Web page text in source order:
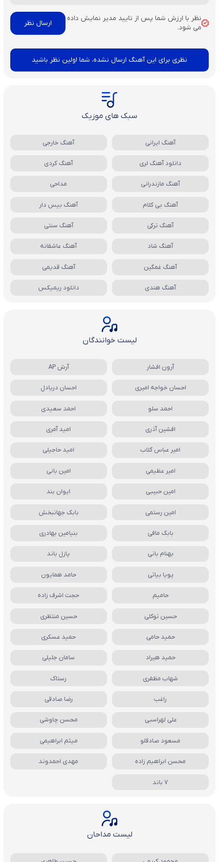
نظر با ارزش شما پس از تایید مدیر نمایش داده
می شود.
نظری برای این آهنگ ارسال نشده، شما اولین نظر باشید
سبک های موزیک
آهنگ ایرانی آهنگ خارجی
دانلود آهنگ لری آهنگ کردی
آهنگ مازندرانی مداحی
آهنگ بی کلام آهنگ بیس دار
آهنگ ترکی آهنگ سنتی
آهنگ شاد آهنگ عاشقانه
آهنگ غمگین آهنگ قدیمی
آهنگ هندی دانلود ریمیکس
لیست خوانندگان
آرون افشار آرش AP
احسان خواجه امیری احسان دریادل
احمد سلو احمد سعیدی
افشین آذری امید آمری
امیر عباس گلاب امید حاجیلی
امیر عظیمی امین بانی
امین حبیبی ایوان بند
امین رستمی بابک جهانبخش
بابک مافی بنیامین بهادری
بهنام بانی پازل باند
پویا بیاتی حامد همایون
حامیم حجت اشرف زاده
حسین توکلی حسین منتظری
حمید حامی حمید عسکری
حمید هیراد سامان جلیلی
شهاب مظفری رستاک
راغب رضا صادقی
علی لهراسبی محسن چاوشی
مسعود صادقلو میثم ابراهیمی
محسن ابراهیم زاده مهدی احمدوند
7 باند
لیست مداحان